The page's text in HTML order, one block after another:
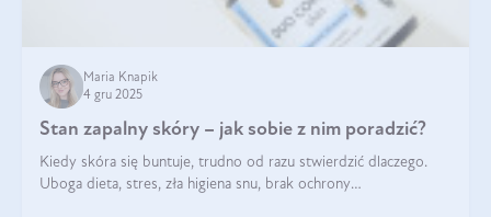
Maria Knapik
4 gru 2025
Stan zapalny skóry – jak sobie z nim poradzić?
Kiedy skóra się buntuje, trudno od razu stwierdzić dlaczego.
Uboga dieta, stres, zła higiena snu, brak ochrony